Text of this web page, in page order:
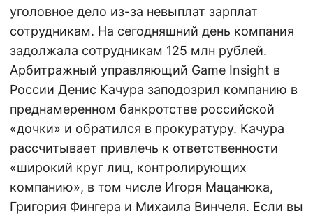
уголовное дело из-за невыплат зарплат
сотрудникам. На сегодняшний день компания
задолжала сотрудникам 125 млн рублей.
Арбитражный управляющий Game Insight в
России Денис Качура заподозрил компанию в
преднамеренном банкротстве российской
«дочки» и обратился в прокуратуру. Качура
рассчитывает привлечь к ответственности
«широкий круг лиц, контролирующих
компанию», в том числе Игоря Мацанюка,
Григория Фингера и Михаила Винчеля. Если вы